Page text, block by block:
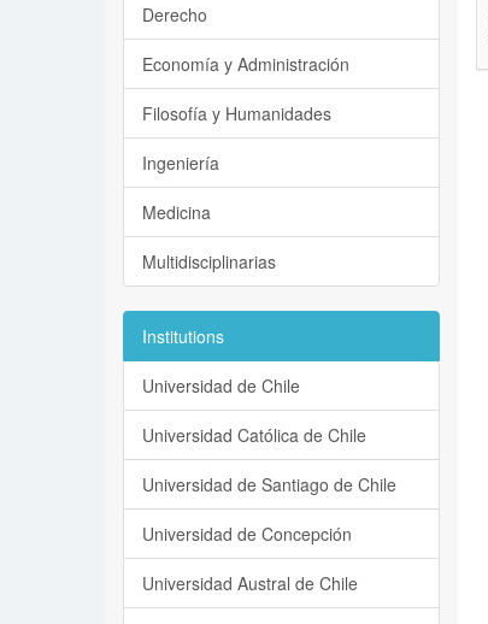
Derecho
Economía y Administración
Filosofía y Humanidades
Ingeniería
Medicina
Multidisciplinarias
Institutions
Universidad de Chile
Universidad Católica de Chile
Universidad de Santiago de Chile
Universidad de Concepción
Universidad Austral de Chile